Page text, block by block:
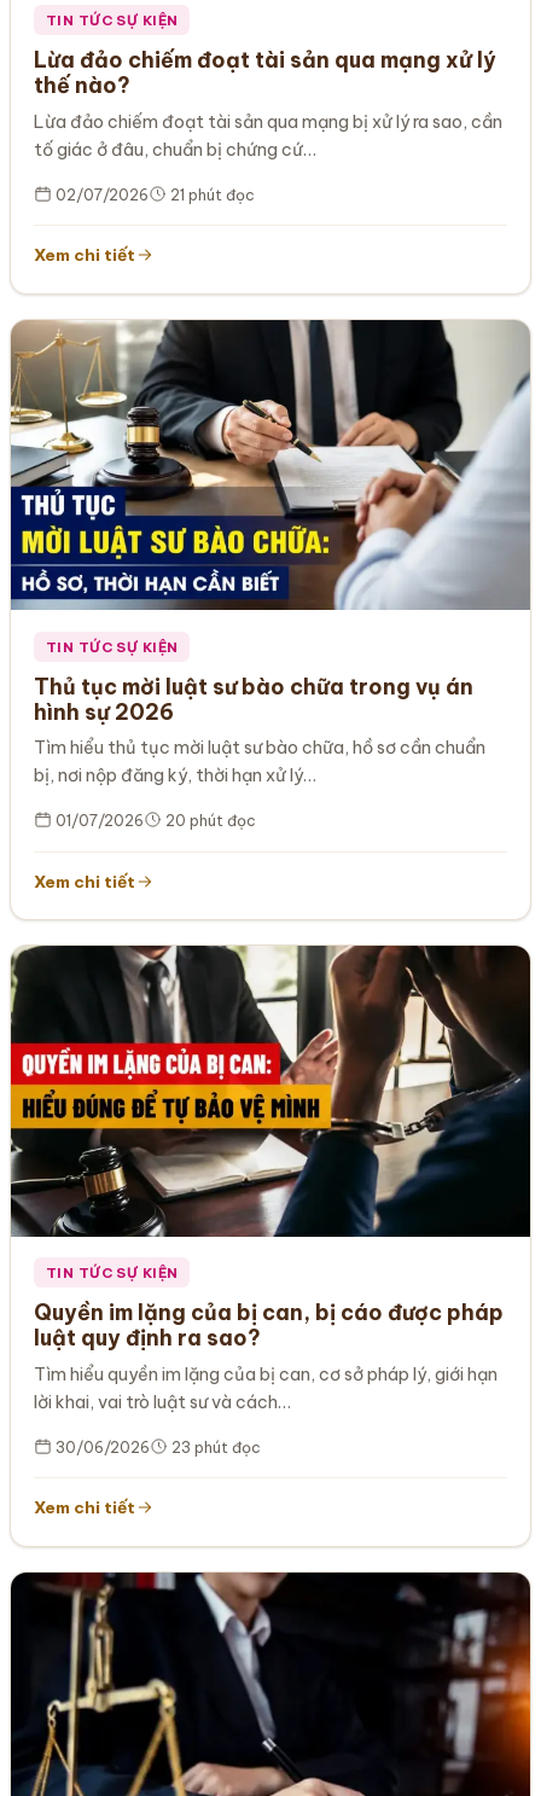
TIN TỨC SỰ KIỆN
Lừa đảo chiếm đoạt tài sản qua mạng xử lý
thế nào?
Lừa đảo chiếm đoạt tài sản qua mạng bị xử lý ra sao, cần
tố giác ở đâu, chuẩn bị chứng cứ…
02/07/2026 21 phút đọc
Xem chi tiết
TIN TỨC SỰ KIỆN
Thủ tục mời luật sư bào chữa trong vụ án
hình sự 2026
Tìm hiểu thủ tục mời luật sư bào chữa, hồ sơ cần chuẩn
bị, nơi nộp đăng ký, thời hạn xử lý…
01/07/2026 20 phút đọc
Xem chi tiết
TIN TỨC SỰ KIỆN
Quyền im lặng của bị can, bị cáo được pháp
luật quy định ra sao?
Tìm hiểu quyền im lặng của bị can, cơ sở pháp lý, giới hạn
lời khai, vai trò luật sư và cách…
30/06/2026 23 phút đọc
Xem chi tiết